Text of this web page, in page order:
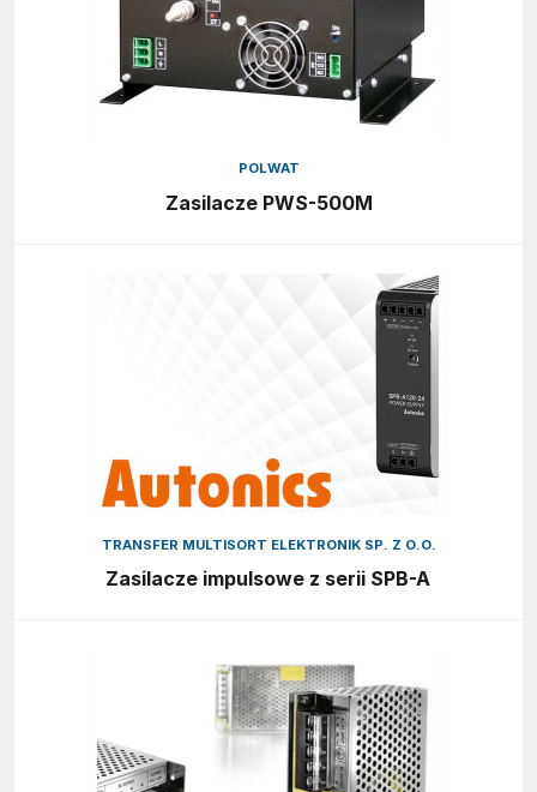
POLWAT
Zasilacze PWS-500M
TRANSFER MULTISORT ELEKTRONIK SP. Z O.O.
Zasilacze impulsowe z serii SPB-A